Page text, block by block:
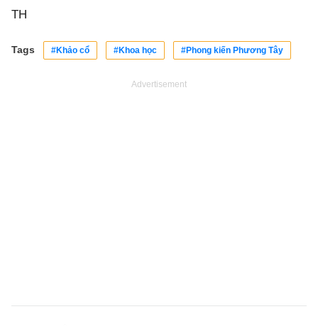
TH
Tags #Khảo cổ #Khoa học #Phong kiến Phương Tây
Advertisement